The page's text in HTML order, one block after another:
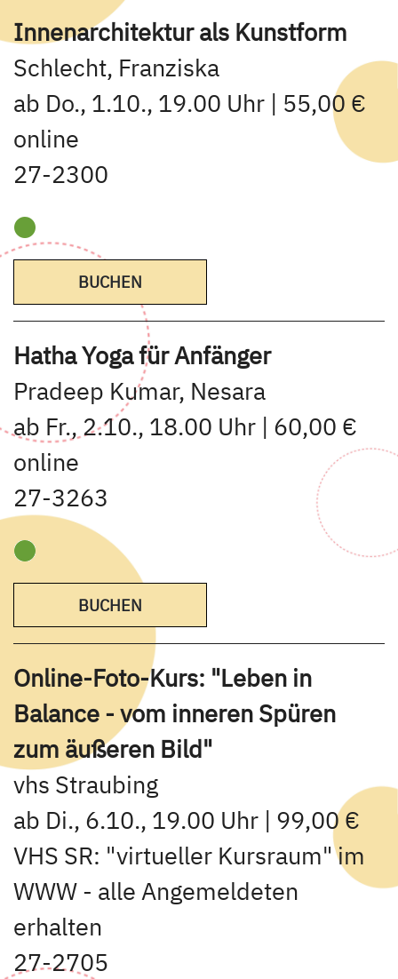
Innenarchitektur als Kunstform
Schlecht, Franziska
ab Do., 1.10., 19.00 Uhr | 55,00 €
online
27-2300
BUCHEN
Hatha Yoga für Anfänger
Pradeep Kumar, Nesara
ab Fr., 2.10., 18.00 Uhr | 60,00 €
online
27-3263
BUCHEN
Online-Foto-Kurs: "Leben in
Balance - vom inneren Spüren
zum äußeren Bild"
vhs Straubing
ab Di., 6.10., 19.00 Uhr | 99,00 €
VHS SR: "virtueller Kursraum" im
WWW - alle Angemeldeten
erhalten
27-2705